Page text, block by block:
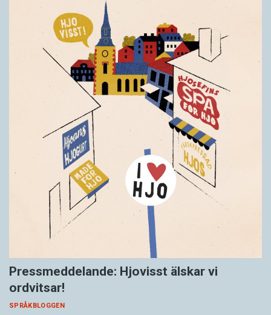
Pressmeddelande: Hjovisst älskar vi
ordvitsar!
SPRÅKBLOGGEN